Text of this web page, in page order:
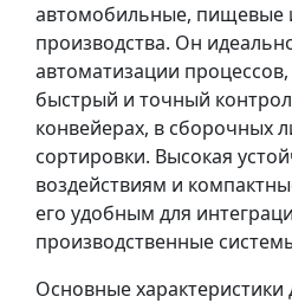
автомобильные, пищевые
производства. Он
автоматизации процессов,
быстрый и точный
конвейерах, в сборочных
сортировки. Высокая
воздействиям и
его удобным для
производственные
Основные